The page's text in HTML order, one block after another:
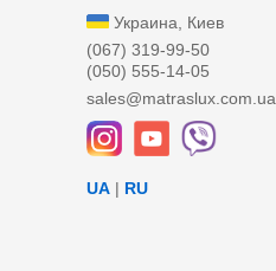
Украина, Киев
(067) 319-99-50
(050) 555-14-05
sales@matraslux.com.ua
UA | RU